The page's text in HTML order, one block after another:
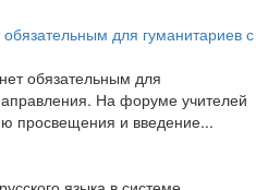
для гуманитариев с
обязательным для
На форуме учителей
просвещения и введение...